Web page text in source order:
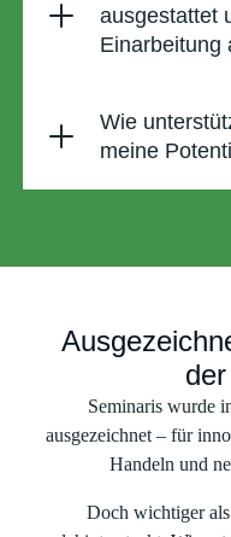
ausgestattet
Einarbeitung
Wie
meine
Seminaris wurde
ausgezeichnet – für
Handeln und
Doch wichtiger